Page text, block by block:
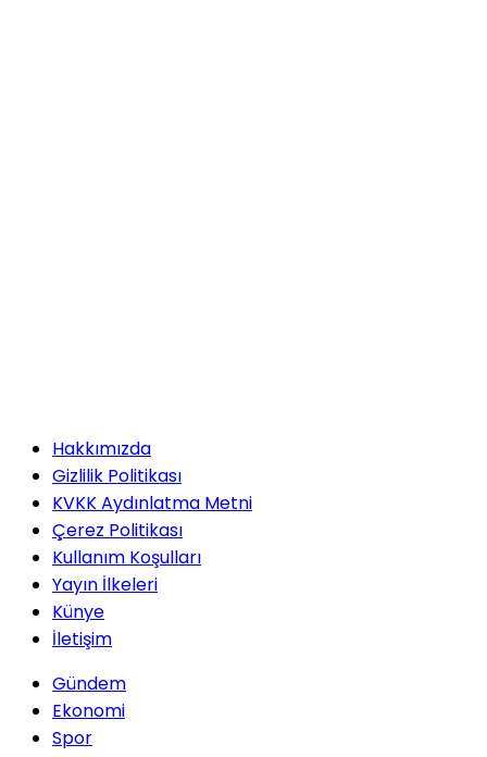
Hakkımızda
Gizlilik Politikası
KVKK Aydınlatma Metni
Çerez Politikası
Kullanım Koşulları
Yayın İlkeleri
Künye
İletişim
Gündem
Ekonomi
Spor